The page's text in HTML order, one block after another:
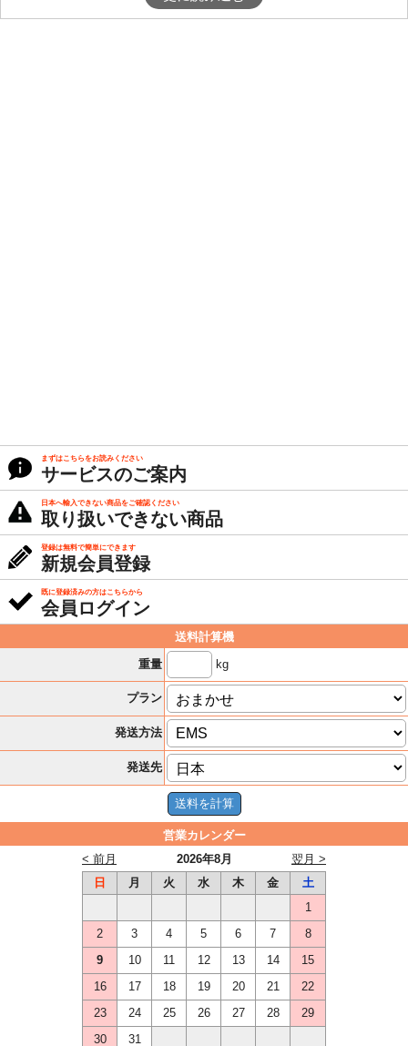
まずはこちらをお読みください
サービスのご案内
日本へ輸入できない商品をご確認ください
取り扱いできない商品
登録は無料で簡単にできます
新規会員登録
既に登録済みの方はこちらから
会員ログイン
送料計算機
重量
kg
プラン
発送方法
発送先
営業カレンダー
2026年8月
< 前月
翌月 >
日
月 火 水 木 金
土
1
2
3 4 5 6 7
8
9
10 11 12 13 14
15
16
17 18 19 20 21
22
23
24 25 26 27 28
29
30
31